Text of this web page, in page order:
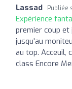
Lassad Publiée
Expérience
premier coup
jusqu'au
au top. Acceuil,
class Encore